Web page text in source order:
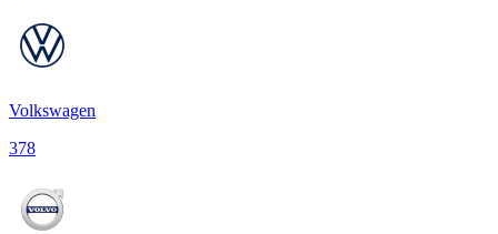
Volkswagen
378